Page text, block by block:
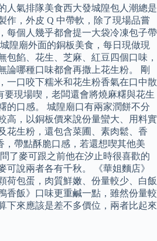
人氣排隊美食西大發城隍包人潮總是
作，外皮 Q 中帶軟，除了現場品嘗
每個人幾乎都會提一大袋冷凍包子帶
隍廟外面的銅板美食，每日現做現
包餡、花生、芝麻、紅豆四個口味，
論哪種口味都會再撒上花生粉。 剛
一口咬下糯米和花生粉香氣在口中散
要現場喫，老闆還會將燒麻糬與花生
的口感。 城隍廟口有兩家潤餅不分
高，以銅板價來說份量蠻大、用料實
花生粉，還包含菜圃、素肉鬆、香
，帶點酥脆口感，若還想喫其他美
了麥可跟之前他在汐止時很喜歡的
可說兩者各有千秋。 《華姐麵店》
荷包蛋，肉質鮮嫩、份量較少、白飯
香飯》口味更重鹹一點，雖然份量較
下來應該是差不多價位，兩者比起來